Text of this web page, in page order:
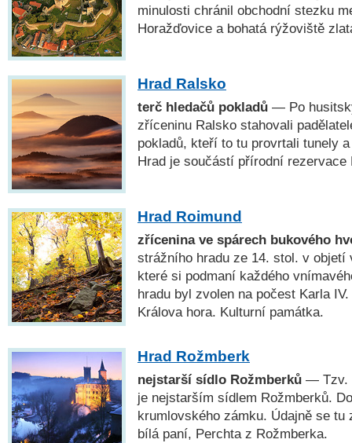
minulosti chránil obchodní stezku
Horažďovice a bohatá rýžoviště
Hrad Ralsko
terč hledačů pokladů — Po
zříceninu Ralsko stahovali
pokladů, kteří to tu provrtali tunely
Hrad je součástí přírodní rezervace
Hrad Roimund
zřícenina ve spárech bukového
strážního hradu ze 14. stol. v
které si podmaní každého
hradu byl zvolen na počest Karla
Králova hora. Kulturní památka.
Hrad Rožmberk
nejstarší sídlo Rožmberků — Tzv.
je nejstarším sídlem Rožmberků.
krumlovského zámku. Údajně se tu
bílá paní, Perchta z Rožmberka.